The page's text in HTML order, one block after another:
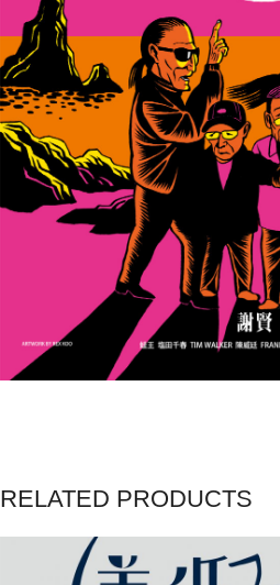
RELATED PRODUCTS